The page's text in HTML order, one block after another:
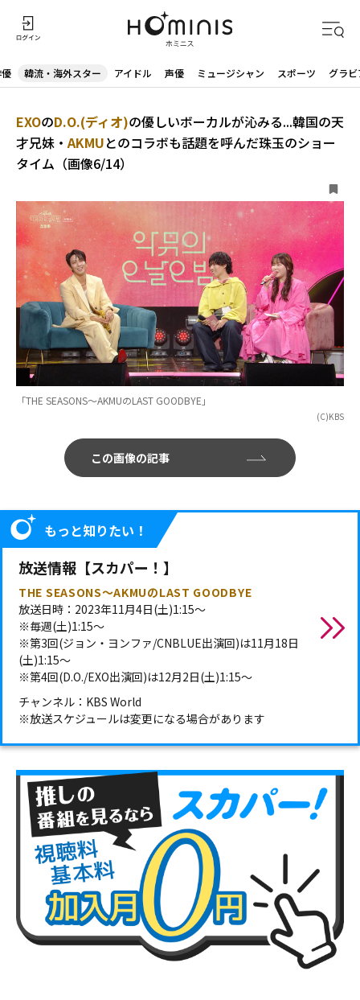
韓流・海外スター アイドル 声優 ミュージシャン スポーツ グラビ
EXOのD.O.(ディオ)の優しいボーカルが沁みる...韓国の天
才兄妹・AKMUとのコラボも話題を呼んだ珠玉のショー
タイム（画像6/14）
「THE SEASONS～AKMUのLAST GOODBYE」
(C)KBS
この画像の記事
もっと知りたい！
放送情報【スカパー！】
THE SEASONS～AKMUのLAST GOODBYE
放送日時：2023年11月4日(土)1:15～
※毎週(土)1:15～
※第3回(ジョン・ヨンファ/CNBLUE出演回)は11月18日
(土)1:15～
※第4回(D.O./EXO出演回)は12月2日(土)1:15～
チャンネル：KBS World
※放送スケジュールは変更になる場合があります